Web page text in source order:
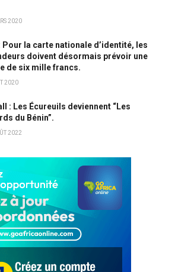
2020
Pour la carte nationale d’identité, les
doivent désormais prévoir une
de six mille francs.
2020
: Les Écureuils deviennent “Les
du Bénin”.
2022